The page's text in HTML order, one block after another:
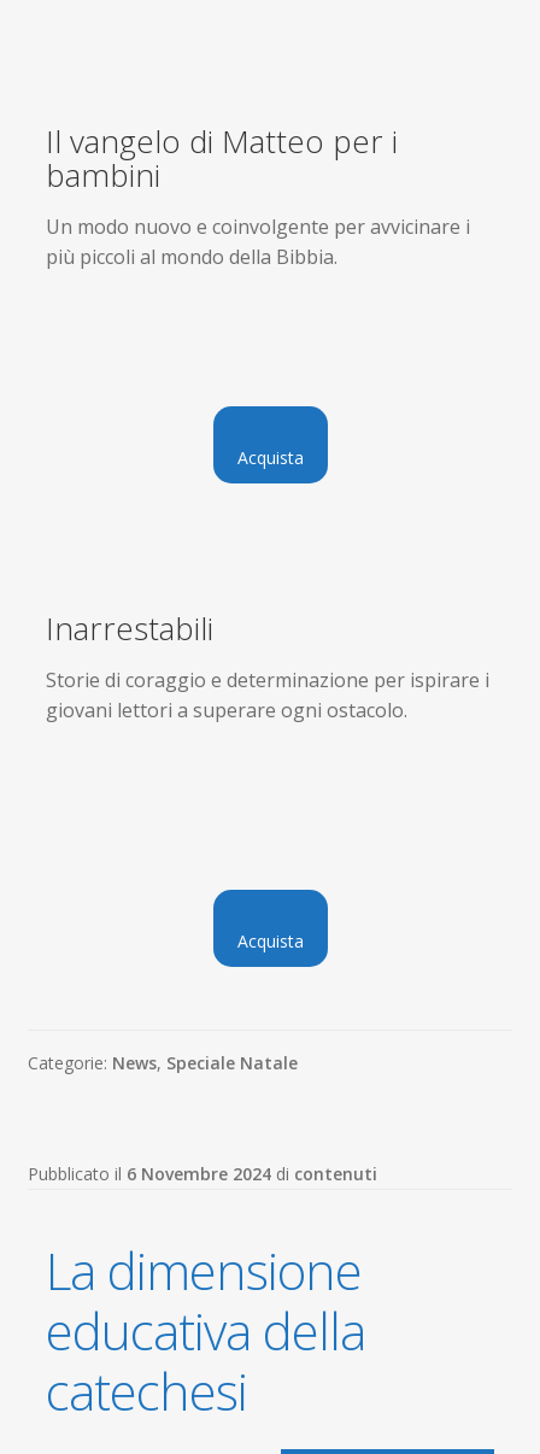
Il vangelo di Matteo per i
bambini
Un modo nuovo e coinvolgente per avvicinare i
più piccoli al mondo della Bibbia.
Acquista
Inarrestabili
Storie di coraggio e determinazione per ispirare i
giovani lettori a superare ogni ostacolo.
Acquista
Categorie: News, Speciale Natale
Pubblicato il 6 Novembre 2024 di contenuti
La dimensione
educativa della
catechesi